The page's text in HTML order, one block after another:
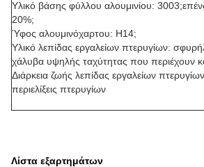
Υλικό βάσης φύλλου αλουμινίου:
20%;
Ύφος αλουμινόχαρτου: H14;
Υλικό λεπίδας εργαλείων πτερυγίων:
χάλυβα υψηλής ταχύτητας που περιέχουν
Διάρκεια ζωής λεπίδας εργαλείων
περιελίξεις πτερυγίων
Λίστα εξαρτημάτων